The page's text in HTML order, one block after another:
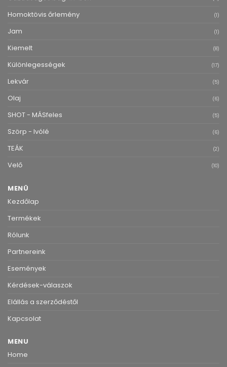
Homoktövis őrlemény (1)
Jam (1)
Kiemelt (8)
Különlegességek (17)
Lekvár (5)
Olaj (6)
SHOT - MÁSfeles (5)
Szörp - Ivólé (6)
TEÁK (2)
Velő (10)
MENÜ
Kezdőlap
Termékek
Rólunk
Partnereink
Események
Kérdések-válaszok
Elállás a szerződéstől
Kapcsolat
MENU
Home